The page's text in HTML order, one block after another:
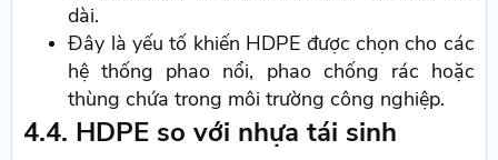
dài.
Đây là yếu tố khiến HDPE được chọn cho các
hệ thống phao nổi, phao chống rác hoặc
thùng chứa trong môi trường công nghiệp.
4.4. HDPE so với nhựa tái sinh